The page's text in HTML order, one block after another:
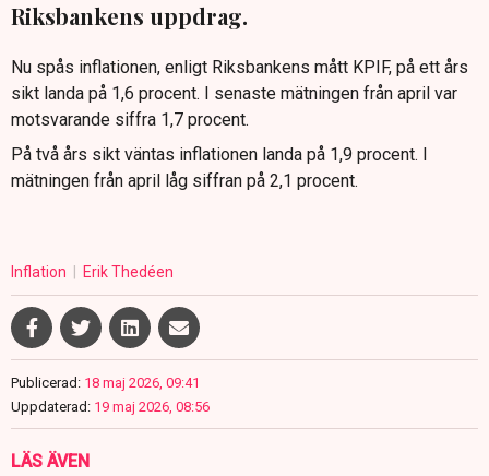
Riksbankens uppdrag.
Nu spås inflationen, enligt Riksbankens mått KPIF, på ett års
sikt landa på 1,6 procent. I senaste mätningen från april var
motsvarande siffra 1,7 procent.
På två års sikt väntas inflationen landa på 1,9 procent. I
mätningen från april låg siffran på 2,1 procent.
Inflation Erik Thedéen
Publicerad: 18 maj 2026, 09:41
Uppdaterad: 19 maj 2026, 08:56
LÄS ÄVEN